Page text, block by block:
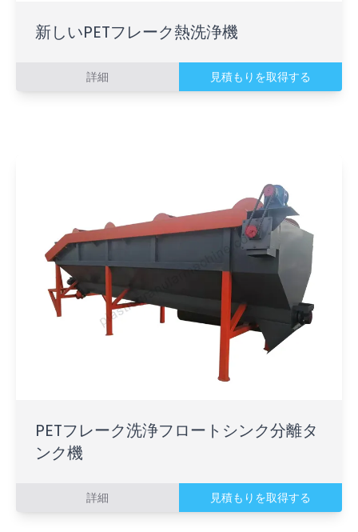
新しいPETフレーク熱洗浄機
詳細 見積もりを取得する
PETフレーク洗浄フロートシンク分離タ
ンク機
詳細 見積もりを取得する